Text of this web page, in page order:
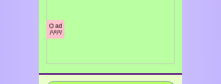
⌬ ad
/¹/²/³/